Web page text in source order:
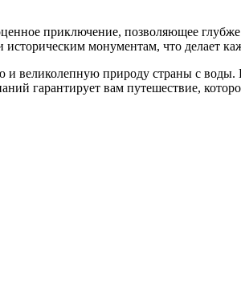
приключение, позволяющее глубже
монументам, что делает
и великолепную природу страны с
гарантирует вам путешествие,